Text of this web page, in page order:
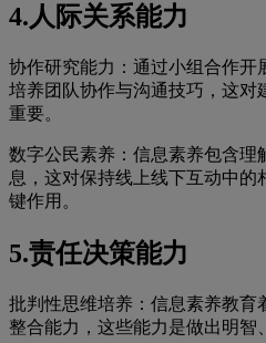
4.人际关系能力
协作研究能力：通过小组合作开
培养团队协作与沟通技巧，这对
重要。
数字公民素养：信息素养包含理
息，这对保持线上线下互动中的
键作用。
5.责任决策能力
批判性思维培养：信息素养教育
整合能力，这些能力是做出明智